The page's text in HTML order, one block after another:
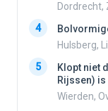
Dordrecht,
4
Hulsberg,
5
Klopt niet
Rijssen)
Wierden,